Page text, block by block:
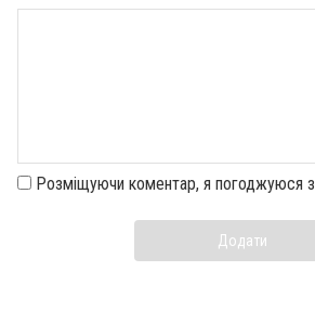
Розміщуючи коментар, я погоджуюся з
Додати